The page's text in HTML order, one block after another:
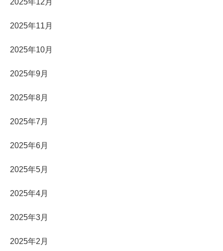
2025年11月
2025年10月
2025年9月
2025年8月
2025年7月
2025年6月
2025年5月
2025年4月
2025年3月
2025年2月